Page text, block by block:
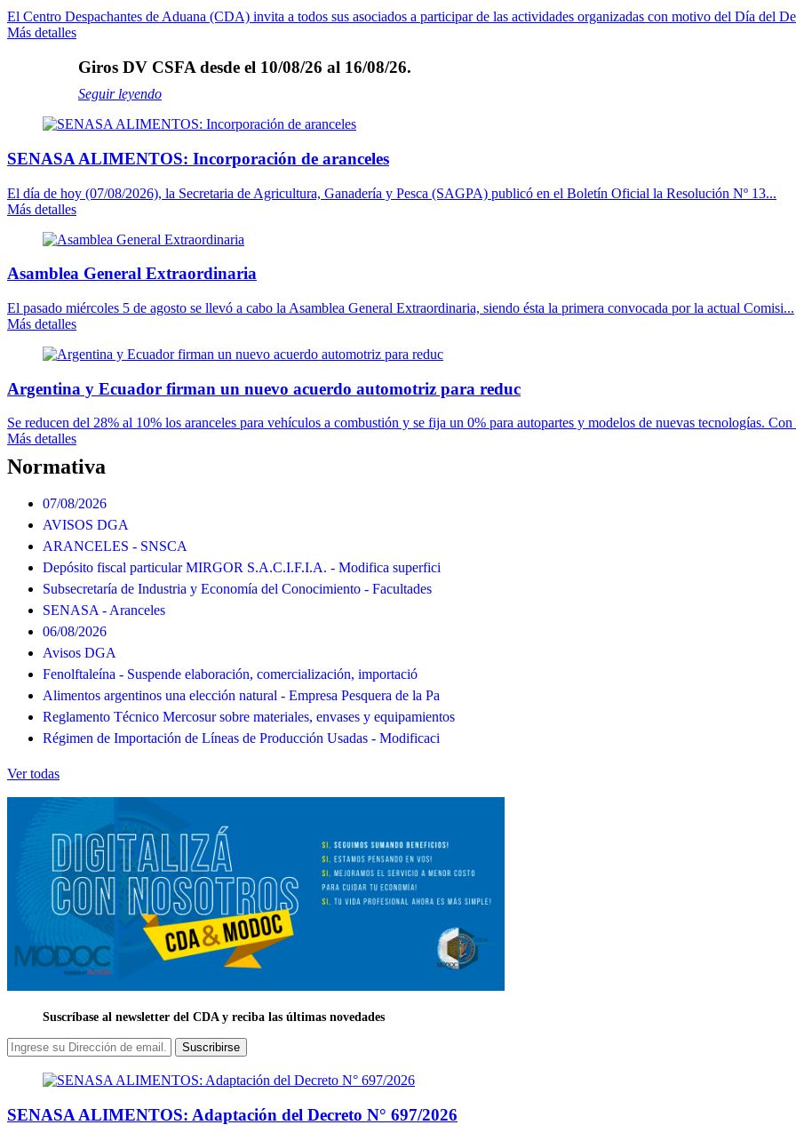
El Centro Despachantes de Aduana (CDA) invita a todos sus asociados a participar de las actividades organizadas con motivo del Día del
Más detalles
Giros DV CSFA desde el 10/08/26 al 16/08/26.
Seguir leyendo
SENASA ALIMENTOS: Incorporación de aranceles
El día de hoy (07/08/2026), la Secretaria de Agricultura, Ganadería y Pesca (SAGPA) publicó en el Boletín Oficial la Resolución Nº 13...
Más detalles
Asamblea General Extraordinaria
El pasado miércoles 5 de agosto se llevó a cabo la Asamblea General Extraordinaria, siendo ésta la primera convocada por la actual Comisi...
Más detalles
Argentina y Ecuador firman un nuevo acuerdo automotriz para reduc
Se reducen del 28% al 10% los aranceles para vehículos a combustión y se fija un 0% para autopartes y modelos de nuevas tecnologías. Con
Más detalles
Normativa
07/08/2026
AVISOS DGA
ARANCELES - SNSCA
Depósito fiscal particular MIRGOR S.A.C.I.F.I.A. - Modifica superfici
Subsecretaría de Industria y Economía del Conocimiento - Facultades
SENASA - Aranceles
06/08/2026
Avisos DGA
Fenolftaleína - Suspende elaboración, comercialización, importació
Alimentos argentinos una elección natural - Empresa Pesquera de la Pa
Reglamento Técnico Mercosur sobre materiales, envases y equipamientos
Régimen de Importación de Líneas de Producción Usadas - Modificaci
Ver todas
Suscríbase al newsletter del CDA y reciba las últimas novedades
Suscribirse
SENASA ALIMENTOS: Adaptación del Decreto N° 697/2026